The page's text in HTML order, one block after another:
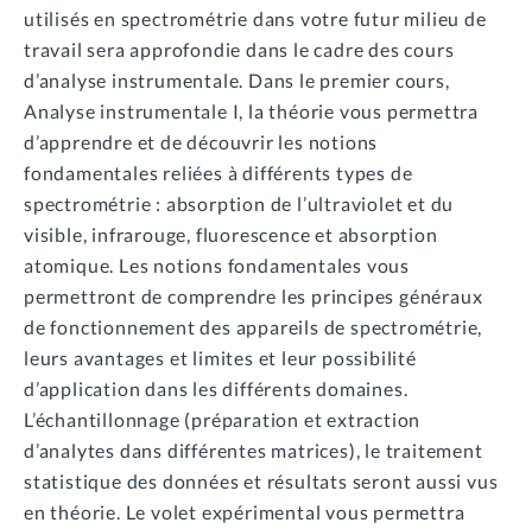
utilisés en spectrométrie dans votre futur milieu de
travail sera approfondie dans le cadre des cours
d’analyse instrumentale. Dans le premier cours,
Analyse instrumentale I, la théorie vous permettra
d’apprendre et de découvrir les notions
fondamentales reliées à différents types de
spectrométrie : absorption de l’ultraviolet et du
visible, infrarouge, fluorescence et absorption
atomique. Les notions fondamentales vous
permettront de comprendre les principes généraux
de fonctionnement des appareils de spectrométrie,
leurs avantages et limites et leur possibilité
d’application dans les différents domaines.
L’échantillonnage (préparation et extraction
d’analytes dans différentes matrices), le traitement
statistique des données et résultats seront aussi vus
en théorie. Le volet expérimental vous permettra